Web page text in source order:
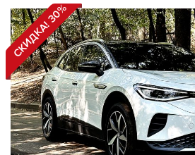
СКИДКА! 30%